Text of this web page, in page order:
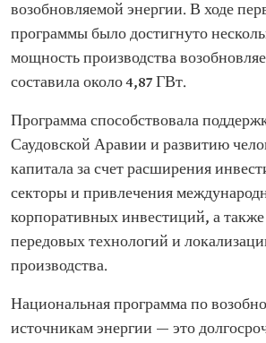
возобновляемой энергии. В ходе
программы было достигнуто
мощность производства
составила около 4,87 ГВт.
Программа способствовала
Саудовской Аравии и развитию
капитала за счет расширения
секторы и привлечения
корпоративных инвестиций, а
передовых технологий и
производства.
Национальная программа по
источникам энергии — это